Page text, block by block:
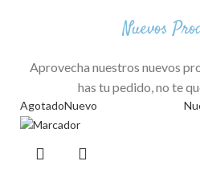
Nuevos
Aprovecha nuestros nuevos
has tu pedido, no te
AgotadoNuevo